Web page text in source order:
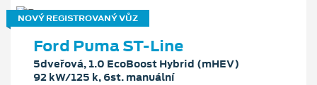
NOVÝ REGISTROVANÝ VŮZ
Ford Puma ST-Line
5dveřová, 1.0 EcoBoost Hybrid (mHEV)
92 kW/125 k, 6st. manuální